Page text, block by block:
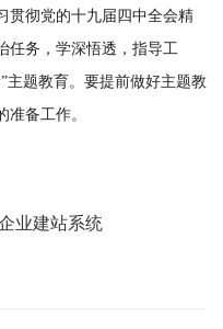
贯彻党的十九届四中全会精
任务，学深悟透，指导工
”主题教育。要提前做好主题教
备工作。
业建站系统